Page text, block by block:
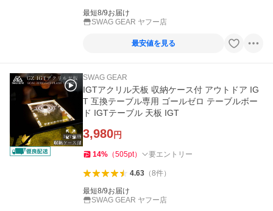
最短8/9お届け
SWAG GEAR ヤフー店
最安値を見る
SWAG GEAR
IGTアクリル天板 収納ケース付 アウトドア IG
T 互換テーブル専用 ゴールゼロ テーブルボー
ド IGTテーブル 天板 IGT
3,980円
14% （505pt） 要エントリー
4.63（8件）
最短8/9お届け
SWAG GEAR ヤフー店